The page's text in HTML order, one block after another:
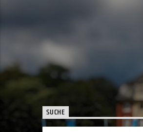
SUCHE